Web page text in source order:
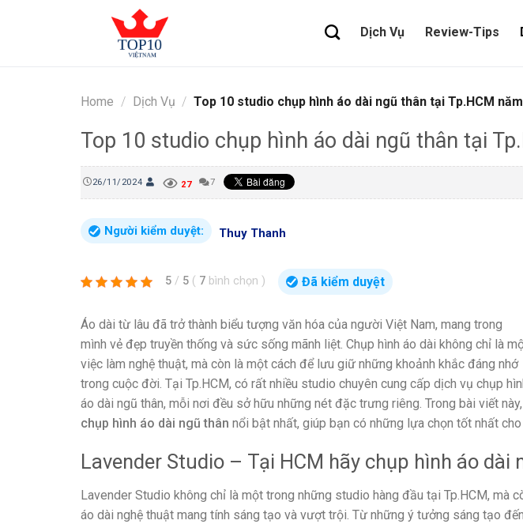
Dịch Vụ Review-Tips
Home / Dịch Vụ / Top 10 studio chụp hình áo dài ngũ thân tại Tp.HCM
Top 10 studio chụp hình áo dài ngũ thân tại
26/11/2024 27 7
Người kiểm duyệt: Thuy Thanh
5 / 5 ( 7 bình chọn ) Đã kiểm duyệt
Áo dài từ lâu đã trở thành biểu tượng văn hóa của người Việt Nam, mang trong
mình vẻ đẹp truyền thống và sức sống mãnh liệt. Chụp hình áo dài không chỉ là
việc làm nghệ thuật, mà còn là một cách để lưu giữ những khoảnh khắc đáng nhớ
trong cuộc đời. Tại Tp.HCM, có rất nhiều studio chuyên cung cấp dịch vụ chụp
áo dài ngũ thân, mỗi nơi đều sở hữu những nét đặc trưng riêng. Trong bài viết
chụp hình áo dài ngũ thân nổi bật nhất, giúp bạn có những lựa chọn tốt nhất cho
Lavender Studio – Tại HCM hãy chụp hình áo dài
Lavender Studio không chỉ là một trong những studio hàng đầu tại Tp.HCM, mà
áo dài nghệ thuật mang tính sáng tạo và vượt trội. Từ những ý tưởng sáng tạo